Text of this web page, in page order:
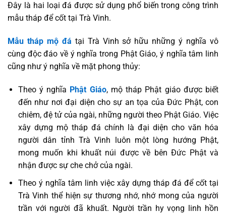
Đây là hai loại đá được sử dụng phổ biến trong công trình
mẫu tháp để cốt tại Trà Vinh.
Mẫu tháp mộ đá tại Trà Vinh sở hữu những ý nghĩa vô
cùng độc đáo về ý nghĩa trong Phật Giáo, ý nghĩa tâm linh
cũng như ý nghĩa về mặt phong thủy:
Theo ý nghĩa Phật Giáo, mộ tháp Phật giáo được biết
đến như nơi đại diện cho sự an tọa của Đức Phật, con
chiêm, đệ tử của ngài, những người theo Phật Giáo. Việc
xây dựng mộ tháp đá chính là đại diện cho văn hóa
người dân tỉnh Trà Vinh luôn một lòng hướng Phật,
mong muốn khi khuất núi được về bên Đức Phật và
nhận được sự che chở của ngài.
Theo ý nghĩa tâm linh việc xây dựng tháp đá để cốt tại
Trà Vinh thể hiện sự thương nhớ, nhớ mong của người
trần với người đã khuất. Người trần hy vọng linh hồn